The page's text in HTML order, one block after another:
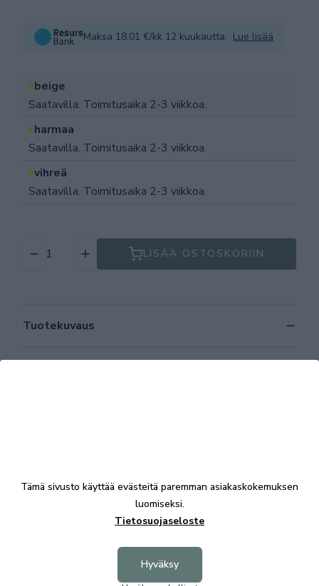
Maksa 18.01 €/kk 12 kuukautta. Lue lisää
beige
Saatavilla. Toimitusaika 2-3 viikkoa.
harmaa
Saatavilla. Toimitusaika 2-3 viikkoa.
vihreä
Saatavilla. Toimitusaika 2-3 viikkoa.
LISÄÄ OSTOSKORIIN
Tuotekuvaus
Tämä sivusto käyttää evästeitä paremman asiakaskokemuksen
luomiseksi.
Tietosuojaseloste
Hyväksy